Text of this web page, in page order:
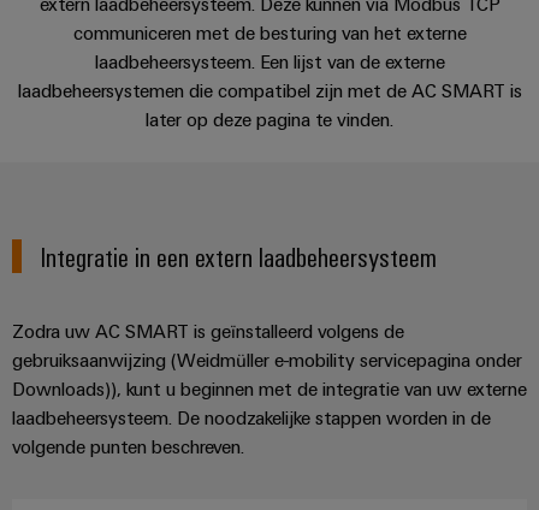
(EOS)
Fabrikanten
van
apparaten
Gebouwinfrastructuur
voor
de
specifieke
vereisten
van
de
bouw
Schakelkast
en
veld
Veldbedrading
Smart
Building
Weidmüller
Configurator
Werkplekoplossingen
Bedrading
en
migratieoplossingen
van
interfaces
Elektronica
Relaismodules
Digital
engineering
Weidmüller
Ondersteuning
Technische
ondersteuning
Partners
Distributie
Klantenmagazine
Personeelszaken
Weidmüller
Ons
Pers
Bedrijfsnieuws
communiceren met de besturing van het externe
laadbeheersysteem. Een lijst van de externe
laadbeheersystemen die compatibel zijn met de AC SMART is
later op deze pagina te vinden.
Integratie in een extern laadbeheersysteem
Zodra uw AC SMART is geïnstalleerd volgens de
gebruiksaanwijzing (Weidmüller e-mobility servicepagina onder
Downloads)), kunt u beginnen met de integratie van uw externe
laadbeheersysteem. De noodzakelijke stappen worden in de
volgende punten beschreven.